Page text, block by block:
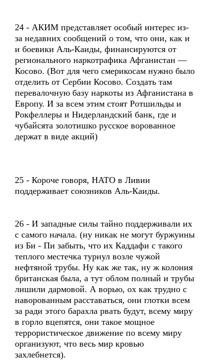
24 - АКИМ представляет особый интерес из-
за недавних сообщений о том, что они, как и
и боевики Аль-Каиды, финансируются от
регионального наркотрафика Афганистан —
Косово. (Вот для чего смерикосам нужно было
отделить от Сербии Косово. Создать там
перевалочную базу наркоты из Афганистана в
Европу. И за всем этим стоят Ротшильды и
Рокфеллеры и Нидерландский банк, где и
чубайсята золотишко русское ворованное
держат в виде акций)
25 - Короче говоря, НАТО в Ливии
поддерживает союзников Аль-Каиды.
26 - И западные силы тайно поддерживали их
с самого начала. (ну никак не могут буржуины
из Би - Пи забыть, что их Каддафи с такого
теплого местечка турнул возле чужой
нефтяной трубы. Ну как же так, ну ж колония
британская была, а тут облом полный и трубы
лишили дармовой. А ворью, ох как трудно с
наворованным расставаться, они глотки всем
за ради этого барахла рвать будут, всему миру
в горло вцепятся, они такое мощное
террористическое движение по всему миру
организуют, что весь мир кровью
захлебнется).